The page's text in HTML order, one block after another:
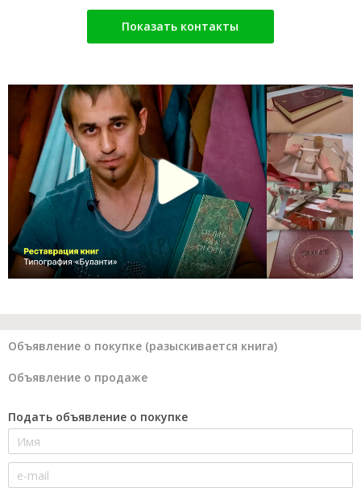
Показать контакты
Объявление о покупке (разыскивается книга)
Объявление о продаже
Подать объявление о покупке